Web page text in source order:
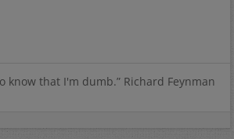
know that I'm dumb.” Richard Feynman